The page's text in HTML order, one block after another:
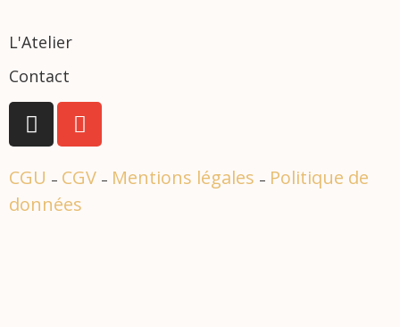
L'Atelier
Contact
CGU – CGV – Mentions légales – Politique de
données